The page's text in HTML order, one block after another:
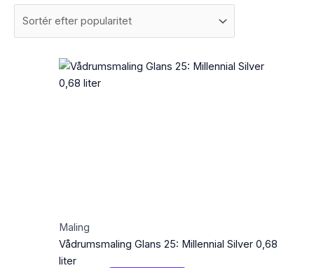
Maling
Vådrumsmaling Glans 25: Millennial Silver 0,68
liter